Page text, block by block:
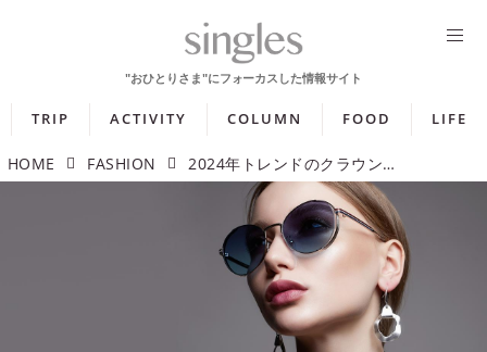
TRIP ACTIVITY COLUMN FOOD LIFE
HOME FASHION 2024年トレンドのクラウンパントに注目！ 押さえておきたいサングラスの形【おひとりさまファッションQ&A】